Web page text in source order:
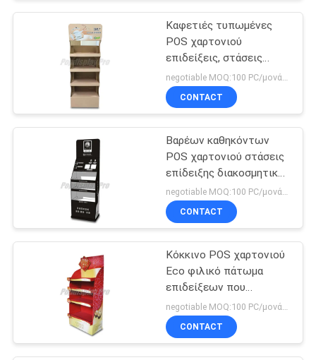
ΠΟΙΟΤΙΚΌΣ
ΈΛΕΓΧΟΣ
ΕΛΆΤΕ
ΖΗΤΉΣΤΕ
ΑΠΌΣΠΑΣΜΑ
SITEMAP
Χαρτόνι λόγο
εμφανίζει
χαρτόνι μετρητή
εμφάνισης
39
22
Καφετιές τυπωμένες
POS χαρτονιού
επιδείξεις, στάσεις
επίδειξης πατωμάτων
χαρτονιού διαφήμισης
CONTACT
Βαρέων καθηκόντων
POS χαρτονιού στάσεις
επίδειξης διακοσμητικό
μαύρο Eco φιλικό
negotiable MOQ:100 PC/μονάδα
CONTACT
Κόκκινο POS χαρτονιού
Eco φιλικό πάτωμα
επιδείξεων που
αντιπροσωπεύει τα
πρόχειρα φαγητά
negotiable MOQ:100 PC/μονάδα
CONTACT